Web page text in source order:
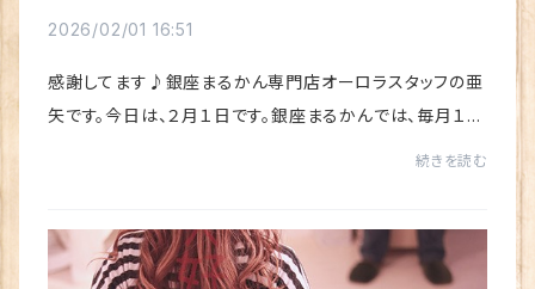
2026/02/01 16:51
感謝してます♪銀座まるかん専門店オーロラスタッフの亜
矢です。今日は、２月１日です。銀座まるかんでは、毎月１
続きを読む